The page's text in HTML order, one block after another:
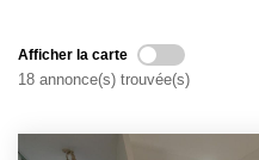
Afficher la carte
18 annonce(s) trouvée(s)